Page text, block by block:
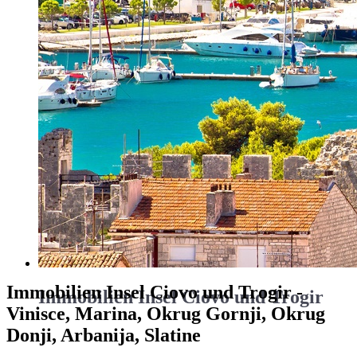
Immobilien Insel Ciovo und Trogir
Immobilien Insel Ciovo und Trogir -
Vinisce, Marina, Okrug Gornji, Okrug
Donji, Arbanija, Slatine